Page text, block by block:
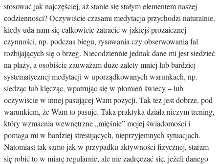
stosować jak najczęściej, aż stanie się stałym elementem naszej
codzienności? Oczywiście czasami medytacja przychodzi naturalnie,
kiedy uda nam się całkowicie zatracić w jakiejś prozaicznej
czynności, np. podczas biegu, rysowania czy obserwowania fal
rozbijających się o brzeg. Niecodziennie jednak dane mi jest siedzieć
na plaży, a osobiście zauważam duże zalety mniej lub bardziej
systematycznej medytacji w uporządkowanych warunkach, np.
siedząc lub klęcząc, wpatrując się w płomień świecy – lub
oczywiście w innej pasującej Wam pozycji. Tak też jest dobrze, pod
warunkiem, że Wam to pasuje. Taka praktyka działa niczym trening,
który wzmacnia wewnętrzne „mięśnie” mojej świadomości i
pomaga mi w bardziej stresujących, nieprzyjemnych sytuacjach.
Natomiast tak samo jak w przypadku aktywności fizycznej, staram
się robić to w miarę regularnie, ale nie zadręczać się, jeżeli danego